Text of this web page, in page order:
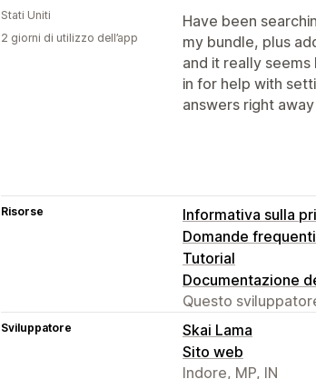
Have been
my bundle, plus
and it really
in for help with
answers right
Stati Uniti
2 giorni di utilizzo dell’app
Risorse
Informativa sulla
Domande frequenti
Tutorial
Documentazione
Questo
Sviluppatore
Skai Lama
Sito web
Indore, MP, IN